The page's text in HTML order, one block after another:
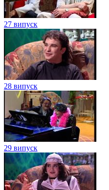
27 випуск
28 випуск
29 випуск